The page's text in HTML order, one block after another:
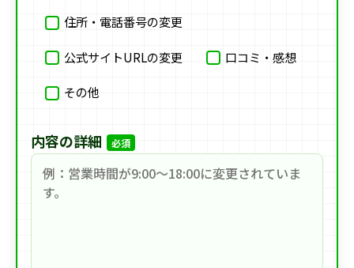
住所・電話番号の変更
公式サイトURLの変更 口コミ・感想
その他
内容の詳細 必須